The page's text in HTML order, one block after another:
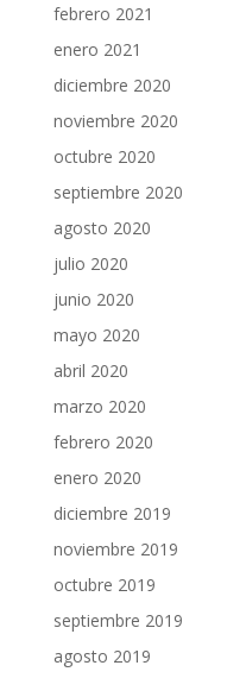
febrero 2021
enero 2021
diciembre 2020
noviembre 2020
octubre 2020
septiembre 2020
agosto 2020
julio 2020
junio 2020
mayo 2020
abril 2020
marzo 2020
febrero 2020
enero 2020
diciembre 2019
noviembre 2019
octubre 2019
septiembre 2019
agosto 2019